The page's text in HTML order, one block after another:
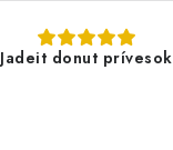
Jadeit donut prívesok